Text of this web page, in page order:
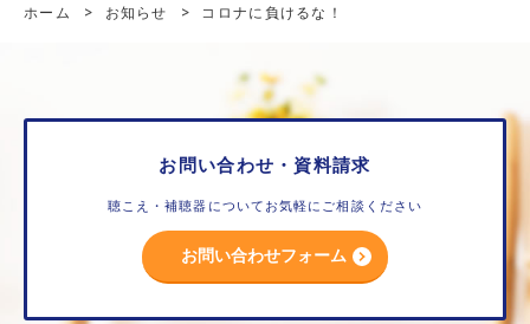
ホーム > お知らせ > コロナに負けるな！
お問い合わせ・資料請求
聴こえ・補聴器についてお気軽にご相談ください
お問い合わせフォーム